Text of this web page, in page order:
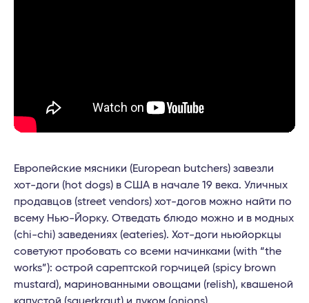
Европейские мясники (European butchers) завезли
хот-доги (hot dogs) в США в начале 19 века. Уличных
продавцов (street vendors) хот-догов можно найти по
всему Нью-Йорку. Отведать блюдо можно и в модных
(chi-chi) заведениях (eateries). Хот-доги ньюйоркцы
советуют пробовать со всеми начинками (with “the
works”): острой сарептской горчицей (spicy brown
mustard), маринованными овощами (relish), квашеной
капустой (sauerkraut) и луком (onions).